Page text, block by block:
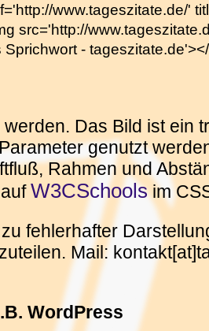
www.tageszitate.de/'
src='http://
-
Das Bild ist ein
genutzt
Rahmen und
aufW3CSchoolsim
fehlerhafter
Mail:
WordPress